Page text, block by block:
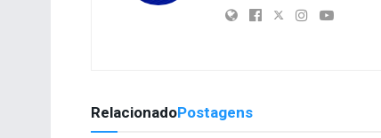
RelacionadoPostagens